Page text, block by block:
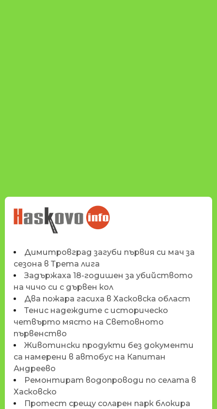
НОВИНИТЕ НА
HASKOVO.INFO
Димитровград загуби първия си мач за
сезона в Трета лига
Задържаха 18-годишен за убийството
на чичо си с дървен кол
Два пожара гасиха в Хасковска област
Тенис надеждите с историческо
четвърто място на Световното
първенство
Животински продукти без документи
са намерени в автобус на Капитан
Андреево
Ремонтират водопроводи по селата в
Хасковско
Протест срещу соларен парк блокира